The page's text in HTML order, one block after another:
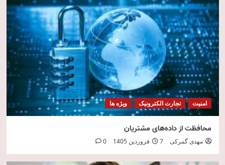
امنیت تجارت الکترونیک ویژه ها
محافظت از داده‌های مشتریان
مهدی گمرکی 7 فروردین 1405 0